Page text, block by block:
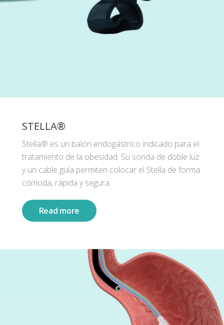
STELLA®
Stella® es un balón endogástrico indicado para el
tratamiento de la obesidad. Su sonda de doble luz
y un cable guía permiten colocar el Stella de forma
cómoda, rápida y segura.
Read more